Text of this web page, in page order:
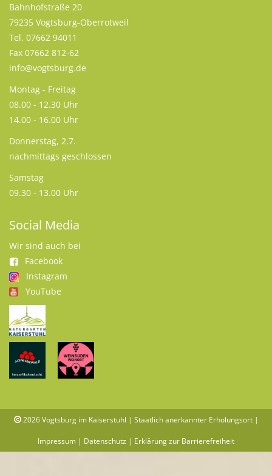
Bahnhofstraße 20
79235 Vogtsburg-Oberrotweil
Tel. 07662 94011
Fax 07662 812-62
info@vogtsburg.de
Montag - Freitag
08.00 - 12.30 Uhr
14.00 - 16.00 Uhr
Donnerstag, 2.7.
nachmittags geschlossen
Samstag
09.30 - 13.00 Uhr
Social Media
Wir sind auch bei
Facebook
Instagram
YouTube
2026 Vogtsburg im Kaiserstuhl | Staatlich anerkannter Erholungsort |
Impressum | Datenschutz | Erklärung zur Barrierefreiheit